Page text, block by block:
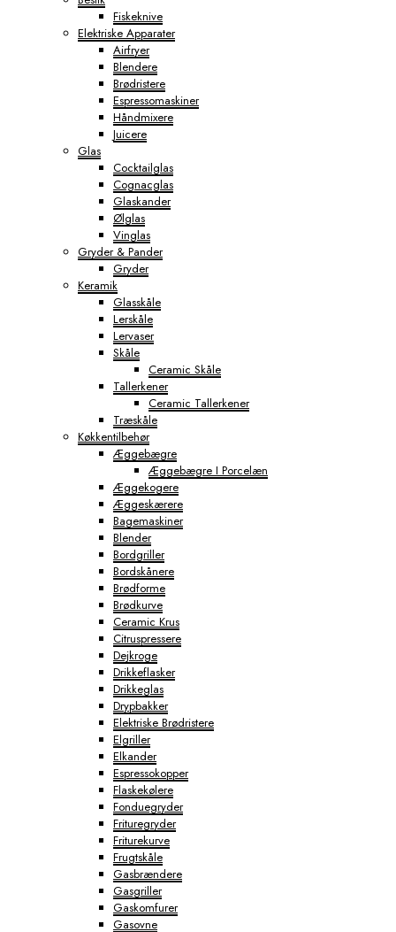
Fiskeknive
Elektriske Apparater
Airfryer
Blendere
Brødristere
Espressomaskiner
Håndmixere
Juicere
Glas
Cocktailglas
Cognacglas
Glaskander
Ølglas
Vinglas
Gryder & Pander
Gryder
Keramik
Glasskåle
Lerskåle
Lervaser
Skåle
Ceramic Skåle
Tallerkener
Ceramic Tallerkener
Træskåle
Køkkentilbehør
Æggebægre
Æggebægre I Porcelæn
Æggekogere
Æggeskærere
Bagemaskiner
Blender
Bordgriller
Bordskånere
Brødforme
Brødkurve
Ceramic Krus
Citruspressere
Dejkroge
Drikkeflasker
Drikkeglas
Drypbakker
Elektriske Brødristere
Elgriller
Elkander
Espressokopper
Flaskekølere
Fonduegryder
Frituregryder
Friturekurve
Frugtskåle
Gasbrændere
Gasgriller
Gaskomfurer
Gasovne